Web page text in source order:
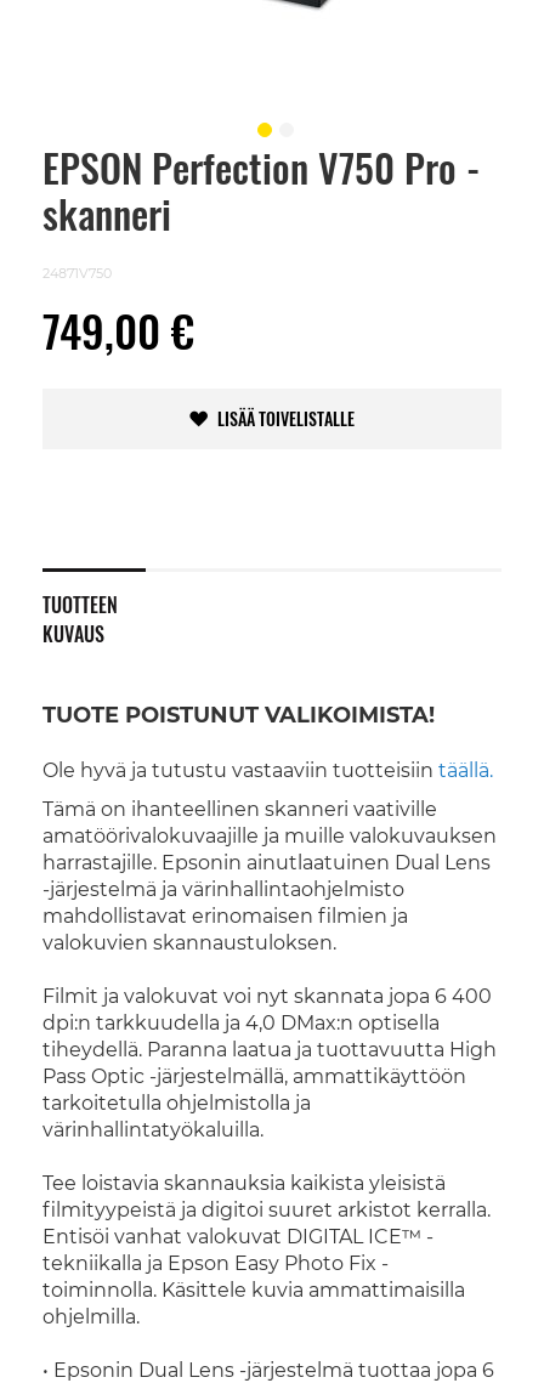
EPSON Perfection V750 Pro -
skanneri
24871V750
749,00 €
LISÄÄ TOIVELISTALLE
TUOTTEEN
KUVAUS
TUOTE POISTUNUT VALIKOIMISTA!
Ole hyvä ja tutustu vastaaviin tuotteisiin täällä.
Tämä on ihanteellinen skanneri vaativille
amatöörivalokuvaajille ja muille valokuvauksen
harrastajille. Epsonin ainutlaatuinen Dual Lens
-järjestelmä ja värinhallintaohjelmisto
mahdollistavat erinomaisen filmien ja
valokuvien skannaustuloksen.
Filmit ja valokuvat voi nyt skannata jopa 6 400
dpi:n tarkkuudella ja 4,0 DMax:n optisella
tiheydellä. Paranna laatua ja tuottavuutta High
Pass Optic -järjestelmällä, ammattikäyttöön
tarkoitetulla ohjelmistolla ja
värinhallintatyökaluilla.
Tee loistavia skannauksia kaikista yleisistä
filmityypeistä ja digitoi suuret arkistot kerralla.
Entisöi vanhat valokuvat DIGITAL ICE™ -
tekniikalla ja Epson Easy Photo Fix -
toiminnolla. Käsittele kuvia ammattimaisilla
ohjelmilla.
• Epsonin Dual Lens -järjestelmä tuottaa jopa 6
Skip
beginning
images